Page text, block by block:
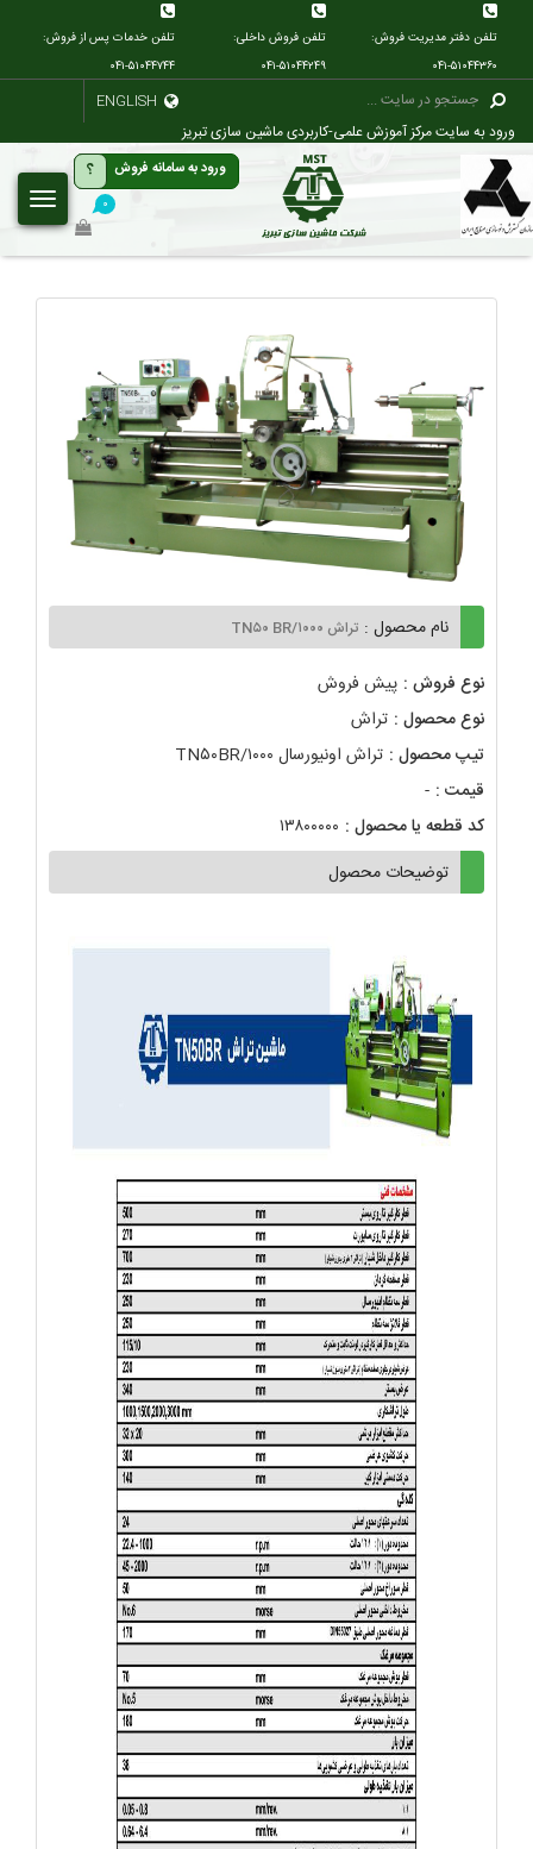
تلفن دفتر مدیریت فروش:
۰۴۱-۵۱۰۴۴۳۶۰
تلفن فروش داخلی:
۰۴۱-۵۱۰۴۴۲۴۹
تلفن خدمات پس از فروش:
۰۴۱-۵۱۰۴۴۷۴۴
ورود به سایت مرکز آموزش علمی-کاربردی ماشین سازی تبریز
ورود به سامانه فروش ؟
۰
نام محصول : تراش TN۵۰ BR/۱۰۰۰
نوع فروش : پیش فروش
نوع محصول : تراش
تیپ محصول : تراش اونیورسال TN۵۰BR/۱۰۰۰
قیمت : -
کد قطعه یا محصول : ۱۳۸۰۰۰۰۰
توضیحات محصول